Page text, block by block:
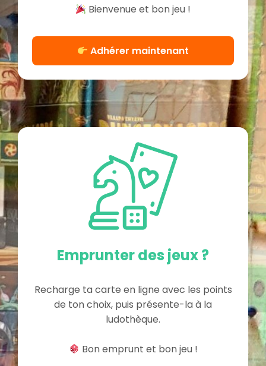
Bienvenue et bon jeu !
Adhérer maintenant
Emprunter des jeux ?
Recharge ta carte en ligne avec les points
de ton choix, puis présente-la à la
ludothèque.
Bon emprunt et bon jeu !